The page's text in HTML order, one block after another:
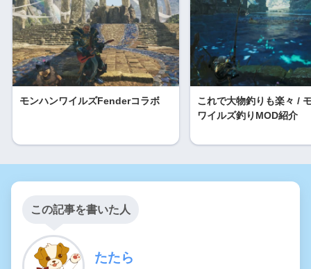
モンハンワイルズFenderコラボ
これで大物釣りも楽々 /
ワイルズ釣りMOD紹介
この記事を書いた人
たたら